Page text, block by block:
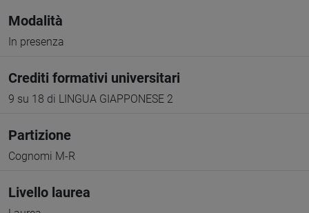
Modalità
In presenza
Crediti formativi universitari
9 su 18 di LINGUA GIAPPONESE 2
Partizione
Cognomi M-R
Livello laurea